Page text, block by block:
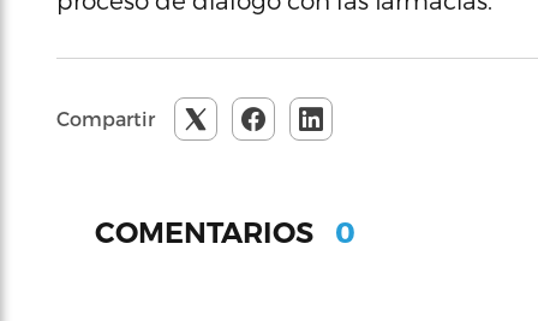
Compartir
COMENTARIOS 0